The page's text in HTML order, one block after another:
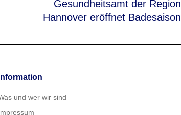
Nächster
Beitrag
Gesundheitsamt der Region
Hannover eröffnet Badesaison
Information
und wer wir sind